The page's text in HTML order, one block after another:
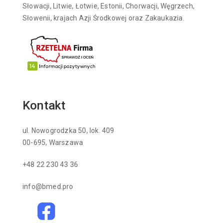
Słowacji, Litwie, Łotwie, Estonii, Chorwacji, Węgrzech,
Słowenii, krajach Azji Środkowej oraz Zakaukazia.
Kontakt
ul. Nowogrodzka 50, lok. 409
00-695, Warszawa
+48 22 230 43 36
info@bmed.pro